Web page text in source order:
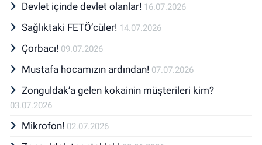
Devlet içinde devlet olanlar! 16.07.2026
Sağlıktaki FETÖ’cüler! 14.07.2026
Çorbacı! 09.07.2026
Mustafa hocamızın ardından! 07.07.2026
Zonguldak’a gelen kokainin müşterileri kim?
03.07.2026
Mikrofon! 02.07.2026